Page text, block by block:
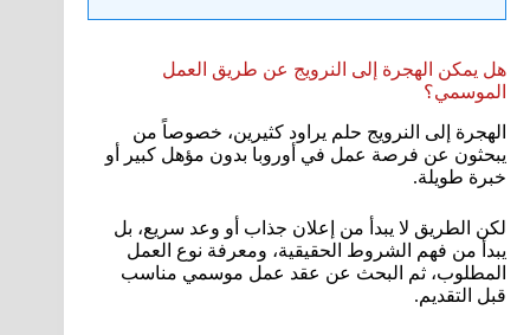
هل يمكن الهجرة إلى النرويج عن طريق العمل
الموسمي؟
الهجرة إلى النرويج حلم يراود كثيرين، خصوصاً من
يبحثون عن فرصة عمل في أوروبا بدون مؤهل كبير أو
خبرة طويلة.
لكن الطريق لا يبدأ من إعلان جذاب أو وعد سريع، بل
يبدأ من فهم الشروط الحقيقية، ومعرفة نوع العمل
المطلوب، ثم البحث عن عقد عمل موسمي مناسب
قبل التقديم.